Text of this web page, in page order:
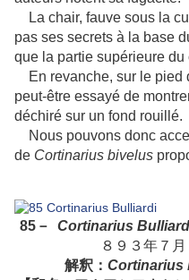
La chair, fauve sous la
pas ses secrets à la base
que la partie supérieure du
En revanche, sur le pied
peut-être essayé de
déchiré sur un fond rouillé.
Nous pouvons donc
de Cortinarius bivelus
85－ Cortinarius
８９３年７月
解釈： Cortinarius